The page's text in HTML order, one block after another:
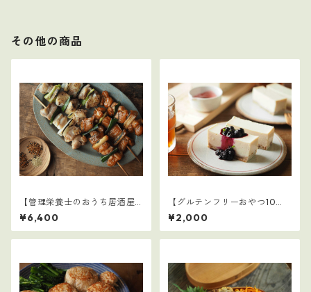
その他の商品
【管理栄養士のおうち居酒屋4
0選】1～4まとめ
¥6,400
【グルテンフリーおやつ10
選】5
¥2,000